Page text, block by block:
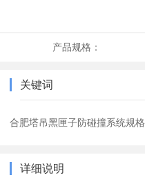
产品规格：
关键词
合肥塔吊黑匣子防碰撞系统规格
详细说明